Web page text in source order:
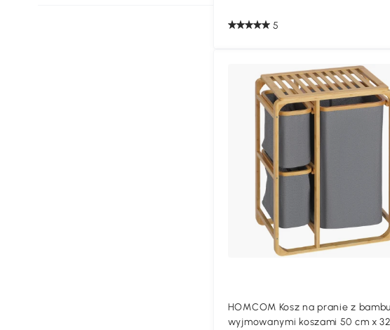
5
HOMCOM Kosz na pranie z
wyjmowanymi koszami 50 cm x